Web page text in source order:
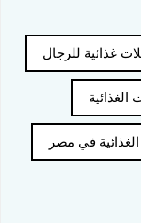
غذائية للرجال
في مصر